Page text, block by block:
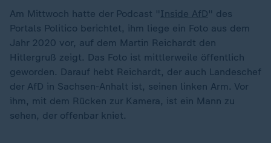
Am Mittwoch hatte der Podcast "Inside AfD" des
Portals Politico berichtet, ihm liege ein Foto aus dem
Jahr 2020 vor, auf dem Martin Reichardt den
Hitlergruß zeigt. Das Foto ist mittlerweile öffentlich
geworden. Darauf hebt Reichardt, der auch Landeschef
der AfD in Sachsen-Anhalt ist, seinen linken Arm. Vor
ihm, mit dem Rücken zur Kamera, ist ein Mann zu
sehen, der offenbar kniet.